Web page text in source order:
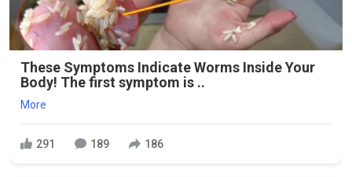
These Symptoms Indicate Worms Inside Your
Body! The first symptom is ..
More
291 189 186